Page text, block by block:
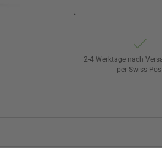
2-4 Werktage nach
per Swiss